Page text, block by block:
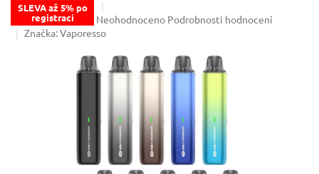
SLEVA až 5% po
registraci
Průměrné hodnocení produktu je 0,0 z 5
Neohodnoceno Podrobnosti hodnocení
Značka:Vaporesso